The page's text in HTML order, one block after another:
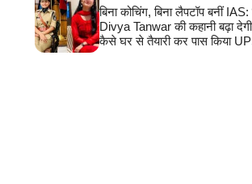
बिना कोचिंग, बिना लैपटॉप बनीं
Divya Tanwar की कहानी बढ़ा
कैसे घर से तैयारी कर पास किया